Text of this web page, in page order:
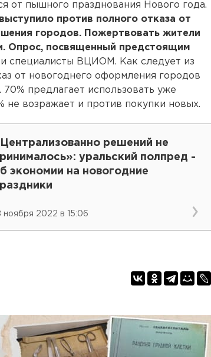
от пышного празднования Нового года.
против полного отказа от
городов. Пожертвовать жители
Опрос, посвященный предстоящим
специалисты ВЦИОМ. Как следует из
от новогоднего оформления городов
предлагает использовать уже
возражает и против покупки новых.
решений не
уральский полпред -
экономии на новогодние
ноября 2022 в 15:06